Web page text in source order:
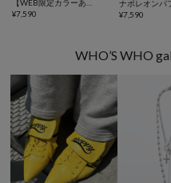
¥7,590
¥7,590
WHO’S WHO